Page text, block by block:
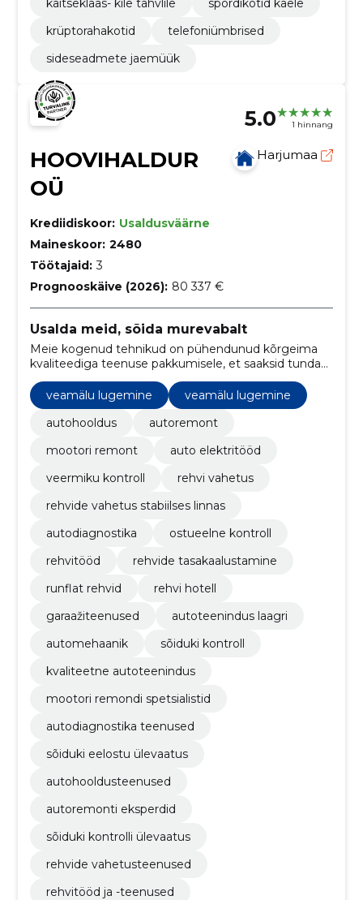
kaitseklaas- kile tahvlile
spordikotid käele
krüptorahakotid
telefoniümbrised
sideseadmete jaemüük
5.0 1 hinnang
HOOVIHALDUR
OÜ
Harjumaa
Krediidiskoor: Usaldusväärne
Maineskoor: 2480
Töötajaid: 3
Prognooskäive (2026): 80 337 €
Usalda meid, sõida murevabalt
Meie kogenud tehnikud on pühendunud kõrgeima
kvaliteediga teenuse pakkumisele, et saaksid tunda
end roolis turvaliselt ja kindlalt
veamälu lugemine
veamälu lugemine
autohooldus
autoremont
mootori remont
auto elektritööd
veermiku kontroll
rehvi vahetus
rehvide vahetus stabiilses linnas
autodiagnostika
ostueelne kontroll
rehvitööd
rehvide tasakaalustamine
runflat rehvid
rehvi hotell
garaažiteenused
autoteenindus laagri
automehaanik
sõiduki kontroll
kvaliteetne autoteenindus
mootori remondi spetsialistid
autodiagnostika teenused
sõiduki eelostu ülevaatus
autohooldusteenused
autoremonti eksperdid
sõiduki kontrolli ülevaatus
rehvide vahetusteenused
rehvitööd ja -teenused